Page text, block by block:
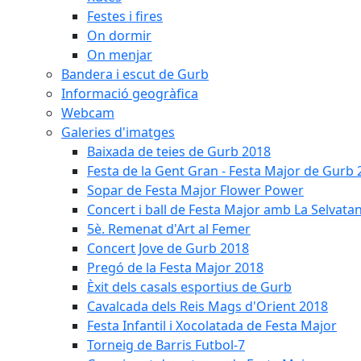
Festes i fires
On dormir
On menjar
Bandera i escut de Gurb
Informació geogràfica
Webcam
Galeries d'imatges
Baixada de teies de Gurb 2018
Festa de la Gent Gran - Festa Major de Gurb
Sopar de Festa Major Flower Power
Concert i ball de Festa Major amb La
5è. Remenat d'Art al Femer
Concert Jove de Gurb 2018
Pregó de la Festa Major 2018
Èxit dels casals esportius de Gurb
Cavalcada dels Reis Mags d'Orient 2018
Festa Infantil i Xocolatada de Festa Major
Torneig de Barris Futbol-7